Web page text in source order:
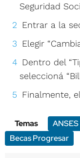
Seguridad
Entrar a la
Elegir
Dentro del
seleccioná
Finalmente,
Temas ANSES
Becas Progresar